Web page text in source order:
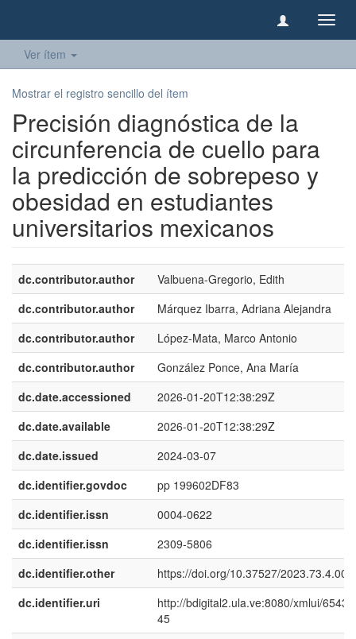
Ver ítem
Mostrar el registro sencillo del ítem
Precisión diagnóstica de la
circunferencia de cuello para
la predicción de sobrepeso y
obesidad en estudiantes
universitarios mexicanos
dc.contributor.author
Valbuena-Gregorio, Edith
dc.contributor.author
Márquez Ibarra, Adriana Alejandra
dc.contributor.author
López-Mata, Marco Antonio
dc.contributor.author
González Ponce, Ana María
dc.date.accessioned
2026-01-20T12:38:29Z
dc.date.available
2026-01-20T12:38:29Z
dc.date.issued
2024-03-07
dc.identifier.govdoc
pp 199602DF83
dc.identifier.issn
0004-0622
dc.identifier.issn
2309-5806
dc.identifier.other
https://doi.org/10.37527/2023.73.4.001
dc.identifier.uri
http://bdigital2.ula.ve:8080/xmlui/
45